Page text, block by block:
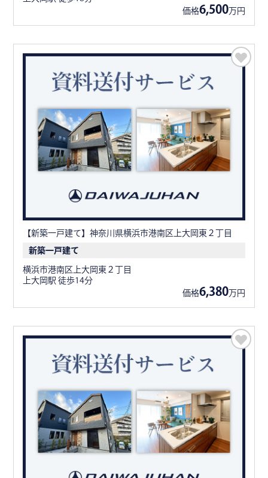
価格6,500万円
【新築一戸建て】神奈川県横浜市港南区上大岡東２丁目
新築一戸建て
横浜市港南区上大岡東２丁目
上大岡駅 徒歩14分
価格6,380万円